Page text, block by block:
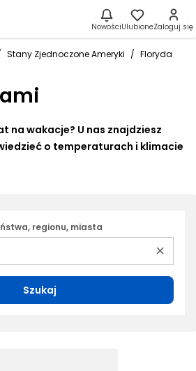
NowościUlubioneZaloguj się
Stany Zjednoczone Ameryki
Floryda
na wakacje? U nas znajdziesz
o temperaturach i klimacie
regionu, miasta
Szukaj